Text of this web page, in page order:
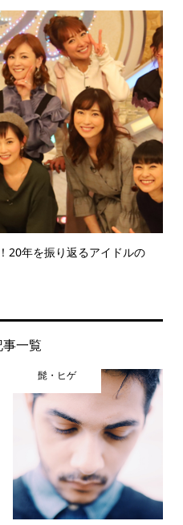
20年を振り返るアイドルの
一覧
髭・ヒゲ